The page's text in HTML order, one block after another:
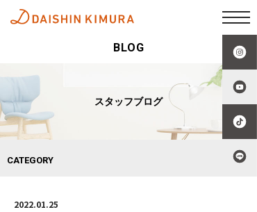
BLOG
スタッフブログ
CATEGORY
2022.01.25